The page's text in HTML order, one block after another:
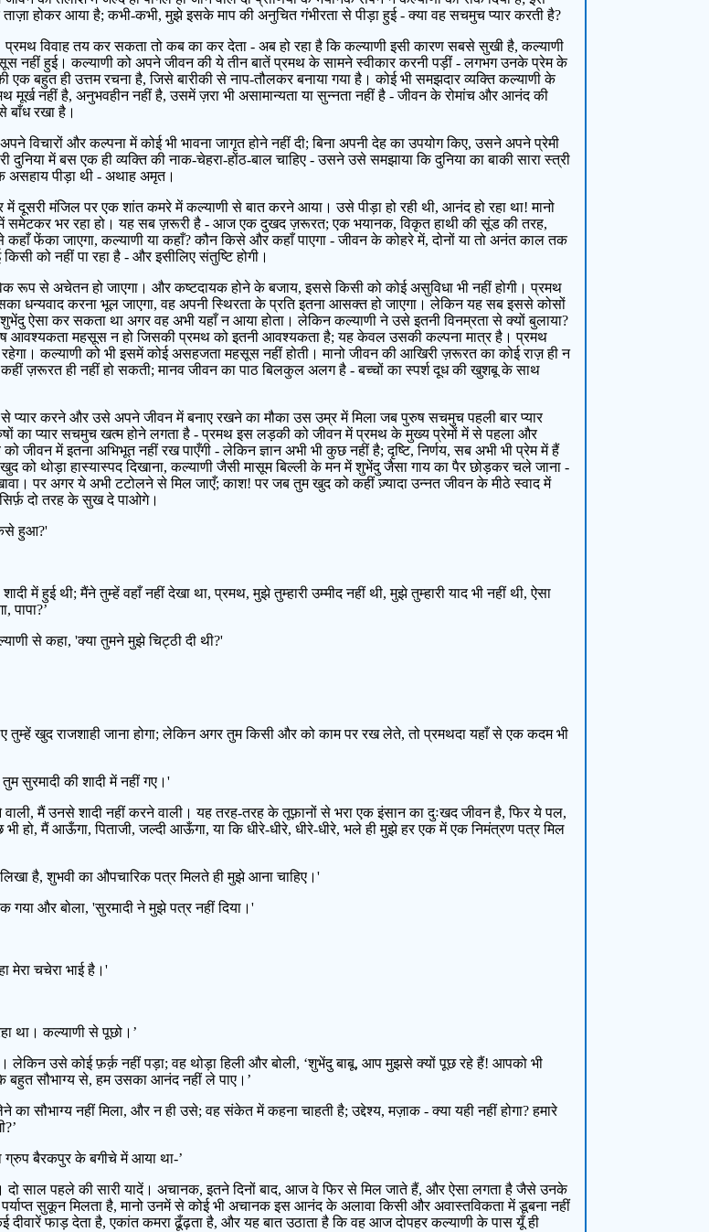
होकर आया है; कभी-कभी, मुझे इसके माप की अनुचित गंभीरता से पीड़ा हुई - क्या वह सचमुच प्यार करती है?
विवाह तय कर सकता तो कब का कर देता - अब हो रहा है कि कल्याणी इसी कारण सबसे सुखी है, कल्याणी
नहीं हुई। कल्याणी को अपने जीवन की ये तीन बातें प्रमथ के सामने स्वीकार करनी पड़ीं - लगभग उनके प्रेम के
बहुत ही उत्तम रचना है, जिसे बारीकी से नाप-तौलकर बनाया गया है। कोई भी समझदार व्यक्ति कल्याणी के
मूर्ख नहीं है, अनुभवहीन नहीं है, उसमें ज़रा भी असामान्यता या सुन्नता नहीं है - जीवन के रोमांच और आनंद की
बाँध रखा है।
और कल्पना में कोई भी भावना जागृत होने नहीं दी; बिना अपनी देह का उपयोग किए, उसने अपने प्रेमी
दुनिया में बस एक ही व्यक्ति की नाक-चेहरा-होंठ-बाल चाहिए - उसने उसे समझाया कि दुनिया का बाकी सारा स्त्री
असहाय पीड़ा थी - अथाह अमृत।
मंजिल पर एक शांत कमरे में कल्याणी से बात करने आया। उसे पीड़ा हो रही थी, आनंद हो रहा था! मानो
समेटकर भर रहा हो। यह सब ज़रूरी है - आज एक दुखद ज़रूरत; एक भयानक, विकृत हाथी की सूंड की तरह,
फेंका जाएगा, कल्याणी या कहाँ? कौन किसे और कहाँ पाएगा - जीवन के कोहरे में, दोनों या तो अनंत काल तक
को नहीं पा रहा है - और इसीलिए संतुष्टि होगी।
रूप से अचेतन हो जाएगा। और कष्टदायक होने के बजाय, इससे किसी को कोई असुविधा भी नहीं होगी। प्रमथ
धन्यवाद करना भूल जाएगा, वह अपनी स्थिरता के प्रति इतना आसक्त हो जाएगा। लेकिन यह सब इससे कोसों
ऐसा कर सकता था अगर वह अभी यहाँ न आया होता। लेकिन कल्याणी ने उसे इतनी विनम्रता से क्यों बुलाया?
आवश्यकता महसूस न हो जिसकी प्रमथ को इतनी आवश्यकता है; यह केवल उसकी कल्पना मात्र है। प्रमथ
कल्याणी को भी इसमें कोई असहजता महसूस नहीं होती। मानो जीवन की आखिरी ज़रूरत का कोई राज़ ही न
कहीं ज़रूरत ही नहीं हो सकती; मानव जीवन का पाठ बिलकुल अलग है - बच्चों का स्पर्श दूध की खुशबू के साथ
प्यार करने और उसे अपने जीवन में बनाए रखने का मौका उस उम्र में मिला जब पुरुष सचमुच पहली बार प्यार
का प्यार सचमुच खत्म होने लगता है - प्रमथ इस लड़की को जीवन में प्रमथ के मुख्य प्रेमों में से पहला और
जीवन में इतना अभिभूत नहीं रख पाएँगी - लेकिन ज्ञान अभी भी कुछ नहीं है; दृष्टि, निर्णय, सब अभी भी प्रेम में हैं
को थोड़ा हास्यास्पद दिखाना, कल्याणी जैसी मासूम बिल्ली के मन में शुभेंदु जैसा गाय का पैर छोड़कर चले जाना -
पर अगर ये अभी टटोलने से मिल जाएँ; काश! पर जब तुम खुद को कहीं ज़्यादा उन्नत जीवन के मीठे स्वाद में
दो तरह के सुख दे पाओगे।
कैसे हुआ?'
में हुई थी; मैंने तुम्हें वहाँ नहीं देखा था, प्रमथ, मुझे तुम्हारी उम्मीद नहीं थी, मुझे तुम्हारी याद भी नहीं थी, ऐसा
पापा?’
से कहा, 'क्या तुमने मुझे चिट्ठी दी थी?'
तुम्हें खुद राजशाही जाना होगा; लेकिन अगर तुम किसी और को काम पर रख लेते, तो प्रमथदा यहाँ से एक कदम भी
सुरमादी की शादी में नहीं गए।'
मैं उनसे शादी नहीं करने वाली। यह तरह-तरह के तूफ़ानों से भरा एक इंसान का दुःखद जीवन है, फिर ये पल,
भी हो, मैं आऊँगा, पिताजी, जल्दी आऊँगा, या कि धीरे-धीरे, धीरे-धीरे, भले ही मुझे हर एक में एक निमंत्रण पत्र मिल
है, शुभवी का औपचारिक पत्र मिलते ही मुझे आना चाहिए।'
और बोला, 'सुरमादी ने मुझे पत्र नहीं दिया।'
मेरा चचेरा भाई है।'
था। कल्याणी से पूछो।’
उसे कोई फ़र्क़ नहीं पड़ा; वह थोड़ा हिली और बोली, ‘शुभेंदु बाबू, आप मुझसे क्यों पूछ रहे हैं! आपको भी
बहुत सौभाग्य से, हम उसका आनंद नहीं ले पाए।’
सौभाग्य नहीं मिला, और न ही उसे; वह संकेत में कहना चाहती है; उद्देश्य, मज़ाक - क्या यही नहीं होगा? हमारे
ग्रुप बैरकपुर के बगीचे में आया था-’
दो साल पहले की सारी यादें। अचानक, इतने दिनों बाद, आज वे फिर से मिल जाते हैं, और ऐसा लगता है जैसे उनके
सुकून मिलता है, मानो उनमें से कोई भी अचानक इस आनंद के अलावा किसी और अवास्तविकता में डूबना नहीं
फाड़ देता है, एकांत कमरा ढूँढ़ता है, और यह बात उठाता है कि वह आज दोपहर कल्याणी के पास यूँ ही